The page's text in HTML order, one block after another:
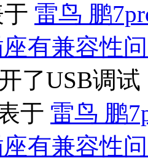
雷鸟 鹏
有兼容性
了USB调
于 雷鸟 鹏
有兼容性